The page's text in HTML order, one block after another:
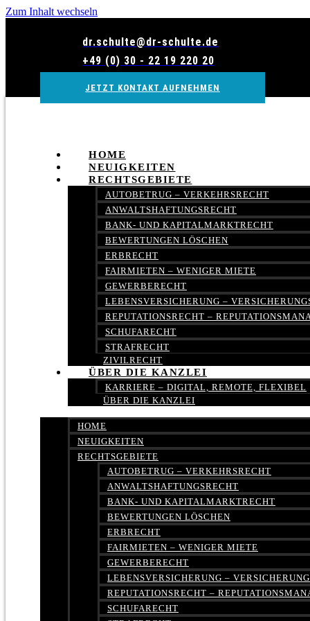
Zum Inhalt wechseln
dr.schulte@dr-schulte.de
+49 (0) 30 - 22 19 220 20
JETZT KONTAKT AUFNEHMEN
HOME
NEUIGKEITEN
RECHTSGEBIETE
AUTOBETRUG – VERKEHRSRECHT
ANWALTSHAFTUNGSRECHT
BANK- UND KAPITALMARKTRECHT
BEWERTUNGEN LÖSCHEN
ERBRECHT
FAIRMIETEN – WENIGER MIETE
GEWERBERECHT
LEBENSVERSICHERUNG –
REPUTATIONSRECHT –
SCHUFARECHT
STRAFRECHT
ZIVILRECHT
ÜBER DIE KANZLEI
KARRIERE – DIGITAL, REMOTE, FLEXIBEL
ÜBER DIE KANZLEI
HOME
NEUIGKEITEN
RECHTSGEBIETE
AUTOBETRUG – VERKEHRSRECHT
ANWALTSHAFTUNGSRECHT
BANK- UND KAPITALMARKTRECHT
BEWERTUNGEN LÖSCHEN
ERBRECHT
FAIRMIETEN – WENIGER MIETE
GEWERBERECHT
LEBENSVERSICHERUNG –
REPUTATIONSRECHT –
SCHUFARECHT